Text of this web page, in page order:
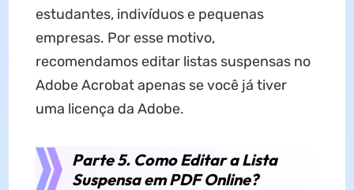
estudantes, indivíduos e pequenas
empresas. Por esse motivo,
recomendamos editar listas suspensas no
Adobe Acrobat apenas se você já tiver
uma licença da Adobe.
Parte 5. Como Editar a Lista
Suspensa em PDF Online?